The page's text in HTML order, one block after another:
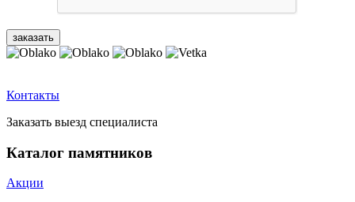
Контакты
Заказать выезд специалиста
Каталог памятников
Акции